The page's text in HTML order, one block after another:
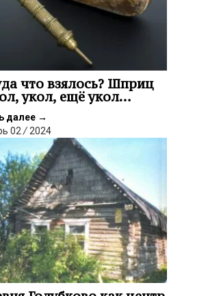
что взялось? Шприц
укол, ещё укол…
далее →
02 / 2024